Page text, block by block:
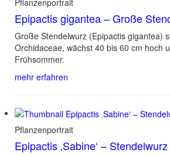
Epipactis gigantea – Große
Große Stendelwurz (Epipactis gigantea)
Orchidaceae, wächst 40 bis 60 cm hoch
Frühsommer.
mehr erfahren
Pflanzenportrait
Epipactis ‚Sabine‘ – Stendelwurz